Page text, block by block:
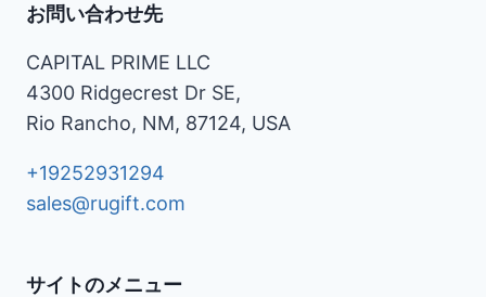
お問い合わせ先
CAPITAL PRIME LLC
4300 Ridgecrest Dr SE,
Rio Rancho, NM, 87124, USA
+19252931294
sales@rugift.com
サイトのメニュー